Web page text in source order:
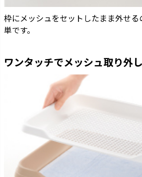
枠にメッシュをセットしたまま外せ
単です。
ワンタッチでメッシュ取り外